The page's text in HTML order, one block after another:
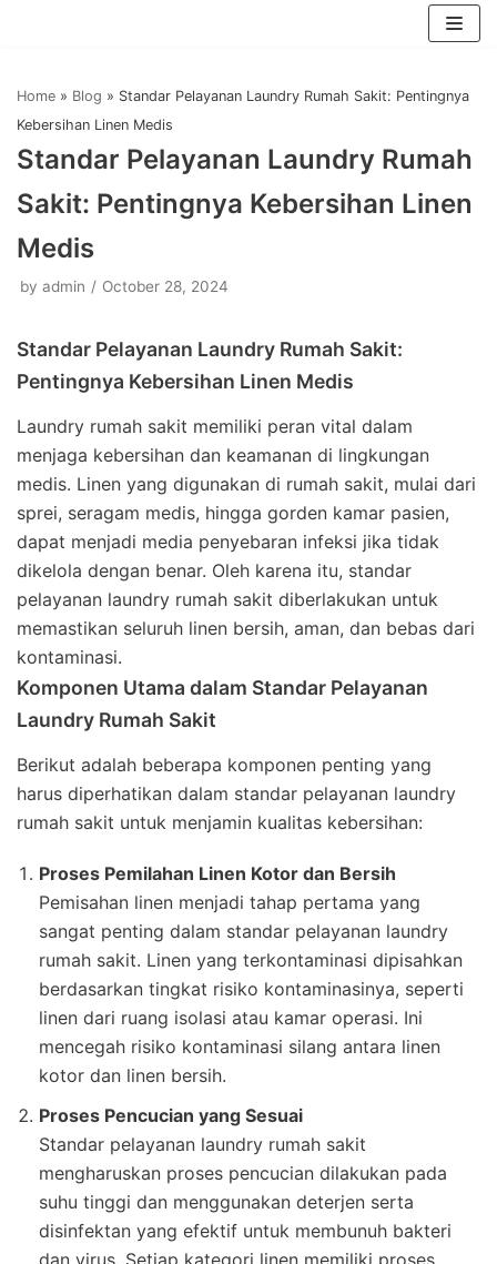
to
content
Home » Blog » Standar Pelayanan Laundry Rumah Sakit: Pentingnya
Kebersihan Linen Medis
Standar Pelayanan Laundry Rumah
Sakit: Pentingnya Kebersihan Linen
Medis
by admin October 28, 2024
Standar Pelayanan Laundry Rumah Sakit:
Pentingnya Kebersihan Linen Medis
Laundry rumah sakit memiliki peran vital dalam
menjaga kebersihan dan keamanan di lingkungan
medis. Linen yang digunakan di rumah sakit, mulai dari
sprei, seragam medis, hingga gorden kamar pasien,
dapat menjadi media penyebaran infeksi jika tidak
dikelola dengan benar. Oleh karena itu, standar
pelayanan laundry rumah sakit diberlakukan untuk
memastikan seluruh linen bersih, aman, dan bebas dari
kontaminasi.
Komponen Utama dalam Standar Pelayanan
Laundry Rumah Sakit
Berikut adalah beberapa komponen penting yang
harus diperhatikan dalam standar pelayanan laundry
rumah sakit untuk menjamin kualitas kebersihan:
Proses Pemilahan Linen Kotor dan Bersih
Pemisahan linen menjadi tahap pertama yang
sangat penting dalam standar pelayanan laundry
rumah sakit. Linen yang terkontaminasi dipisahkan
berdasarkan tingkat risiko kontaminasinya, seperti
linen dari ruang isolasi atau kamar operasi. Ini
mencegah risiko kontaminasi silang antara linen
kotor dan linen bersih.
Proses Pencucian yang Sesuai
Standar pelayanan laundry rumah sakit
mengharuskan proses pencucian dilakukan pada
suhu tinggi dan menggunakan deterjen serta
disinfektan yang efektif untuk membunuh bakteri
dan virus. Setiap kategori linen memiliki proses